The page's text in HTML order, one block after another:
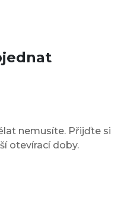
nemusíte. Přijďte si
otevírací doby.